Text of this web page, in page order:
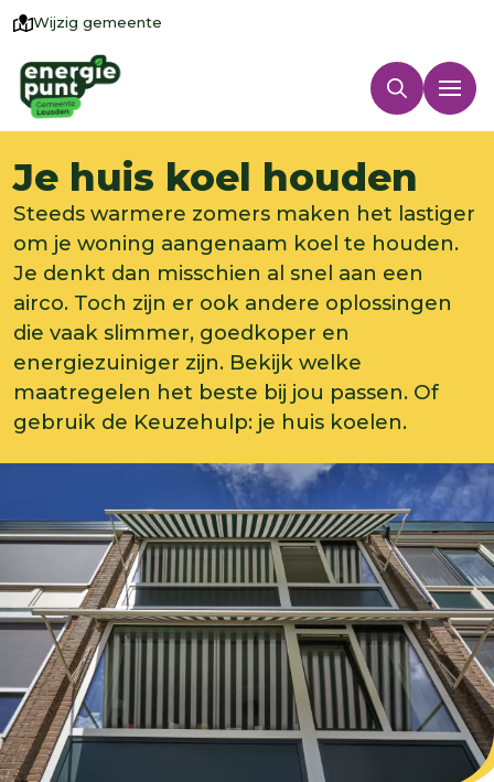
Wijzig gemeente
Je huis koel houden
Steeds warmere zomers maken het lastiger
om je woning aangenaam koel te houden.
Je denkt dan misschien al snel aan een
airco. Toch zijn er ook andere oplossingen
die vaak slimmer, goedkoper en
energiezuiniger zijn. Bekijk welke
maatregelen het beste bij jou passen. Of
gebruik de Keuzehulp: je huis koelen.